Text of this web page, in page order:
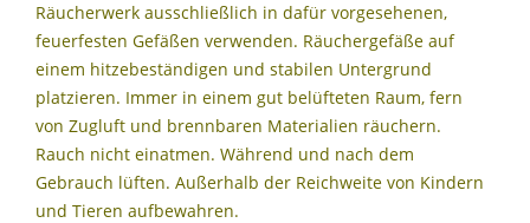
Räucherwerk ausschließlich in dafür vorgesehenen,
feuerfesten Gefäßen verwenden. Räuchergefäße auf
einem hitzebeständigen und stabilen Untergrund
platzieren. Immer in einem gut belüfteten Raum, fern
von Zugluft und brennbaren Materialien räuchern.
Rauch nicht einatmen. Während und nach dem
Gebrauch lüften. Außerhalb der Reichweite von Kindern
und Tieren aufbewahren.